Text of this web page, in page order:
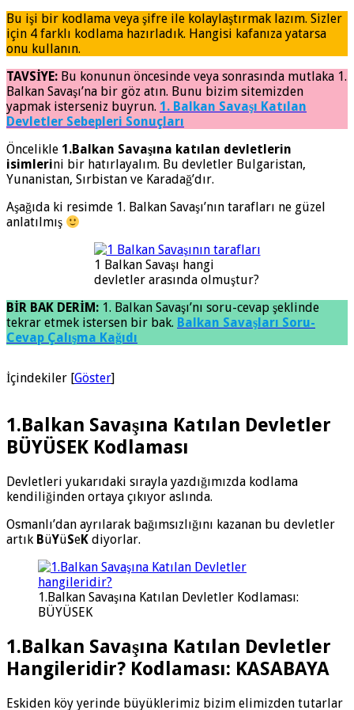
Bu işi bir kodlama veya şifre ile kolaylaştırmak lazım. Sizler
için 4 farklı kodlama hazırladık. Hangisi kafanıza yatarsa
onu kullanın.
TAVSİYE: Bu konunun öncesinde veya sonrasında mutlaka 1.
Balkan Savaşı’na bir göz atın. Bunu bizim sitemizden
yapmak isterseniz buyrun. 1. Balkan Savaşı Katılan
Devletler Sebepleri Sonuçları
Öncelikle 1.Balkan Savaşına katılan devletlerin
isimlerini bir hatırlayalım. Bu devletler Bulgaristan,
Yunanistan, Sırbistan ve Karadağ’dır.
Aşağıda ki resimde 1. Balkan Savaşı’nın tarafları ne güzel
anlatılmış
1 Balkan Savaşı hangi
devletler arasında olmuştur?
BİR BAK DERİM: 1. Balkan Savaşı’nı soru-cevap şeklinde
tekrar etmek istersen bir bak. Balkan Savaşları Soru-
Cevap Çalışma Kağıdı
İçindekiler [Göster]
1.Balkan Savaşına Katılan Devletler
BÜYÜSEK Kodlaması
Devletleri yukarıdaki sırayla yazdığımızda kodlama
kendiliğinden ortaya çıkıyor aslında.
Osmanlı’dan ayrılarak bağımsızlığını kazanan bu devletler
artık BüYüSeK diyorlar.
1.Balkan Savaşına Katılan Devletler Kodlaması:
BÜYÜSEK
1.Balkan Savaşına Katılan Devletler
Hangileridir? Kodlaması: KASABAYA
Eskiden köy yerinde büyüklerimiz bizim elimizden tutarlar